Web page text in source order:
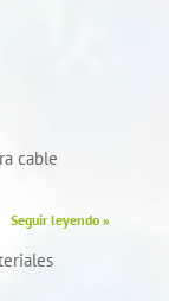
cable
Seguir leyendo »